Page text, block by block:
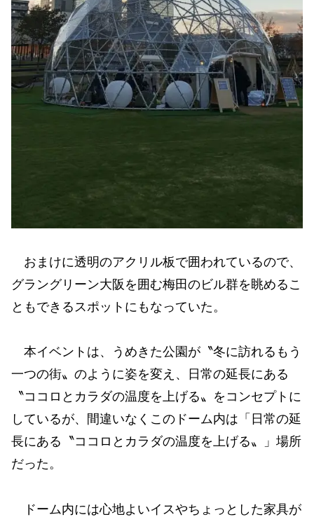
おまけに透明のアクリル板で囲われているので、
グラングリーン大阪を囲む梅田のビル群を眺めるこ
ともできるスポットにもなっていた。
本イベントは、うめきた公園が〝冬に訪れるもう
一つの街〟のように姿を変え、日常の延長にある
〝ココロとカラダの温度を上げる〟をコンセプトに
しているが、間違いなくこのドーム内は「日常の延
長にある〝ココロとカラダの温度を上げる〟」場所
だった。
ドーム内には心地よいイスやちょっとした家具が